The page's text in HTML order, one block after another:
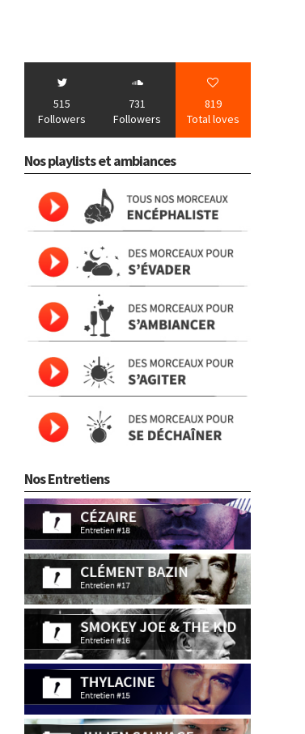
515
Followers
731
Followers
819
Total loves
Nos playlists et ambiances
Nos Entretiens